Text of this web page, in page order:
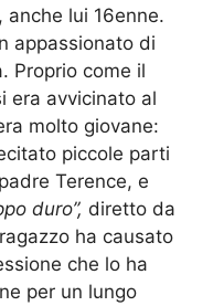
anche lui 16enne.
appassionato di
Proprio come il
era avvicinato al
molto giovane:
piccole parti
Terence, e
duro”, diretto da
ha causato
che lo ha
per un lungo